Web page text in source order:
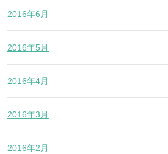
2016年6月
2016年5月
2016年4月
2016年3月
2016年2月